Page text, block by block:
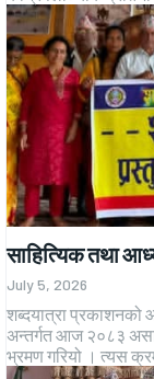
साहित्यिक तथा
July 5, 2026
शब्दयात्रा प्रकाशनको
अन्तर्गत आज २०८३
भ्रमण गरियो । त्यस